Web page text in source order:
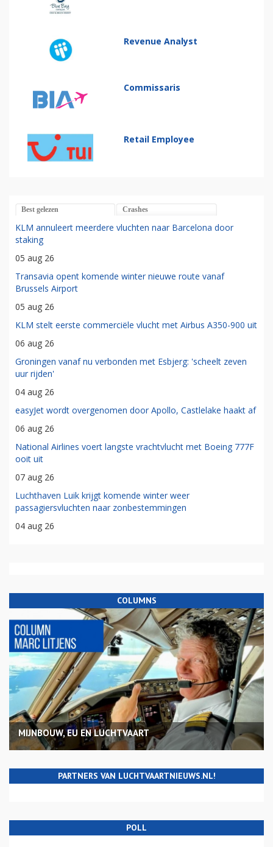
Revenue Analyst
Commissaris
Retail Employee
Best gelezen Crashes
KLM annuleert meerdere vluchten naar Barcelona door
staking
05 aug 26
Transavia opent komende winter nieuwe route vanaf
Brussels Airport
05 aug 26
KLM stelt eerste commerciële vlucht met Airbus A350-900 uit
06 aug 26
Groningen vanaf nu verbonden met Esbjerg: 'scheelt zeven
uur rijden'
04 aug 26
easyJet wordt overgenomen door Apollo, Castlelake haakt af
06 aug 26
National Airlines voert langste vrachtvlucht met Boeing 777F
ooit uit
07 aug 26
Luchthaven Luik krijgt komende winter weer
passagiersvluchten naar zonbestemmingen
04 aug 26
COLUMNS
MIJNBOUW, EU EN LUCHTVAART
PARTNERS VAN LUCHTVAARTNIEUWS.NL!
POLL